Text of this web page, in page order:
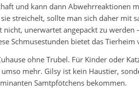
und kann dann Abwehrreaktionen
streichelt, sollte man sich daher
unerwartet angepackt zu
Schmusestunden bietet das Tierheim
ohne Trubel. Für Kinder oder
mehr. Gilsy ist kein Haustier,
Samtpfötchens bekommen.